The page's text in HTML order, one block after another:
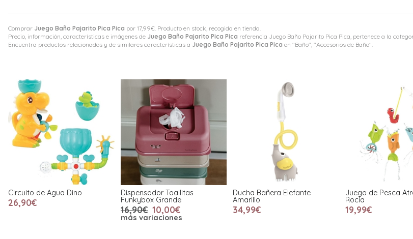
Comprar Juego Baño Pajarito Pica Pica por 17,99€ . Producto en stock, recogida en tienda.
Precio, información, características e imágenes de Juego Baño Pajarito Pica Pica referencia Juego Baño Pajarito Pica Pica, pertenece a la
Encuentra productos relacionados y de similares características a Juego Baño Pajarito Pica Pica en "Baño", "Accesorios de Baño".
Circuito de Agua Dino
26,90€
Dispensador Toallitas
Funkybox Grande
16,90€ 10,00€
más variaciones
Ducha Bañera Elefante
Amarillo
34,99€
Juego de Pesca
Rocía
19,99€